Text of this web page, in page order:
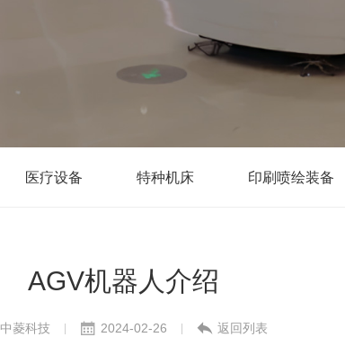
医疗设备 特种机床 印刷喷绘装备
AGV机器人介绍
中菱科技 | 2024-02-26 | 返回列表